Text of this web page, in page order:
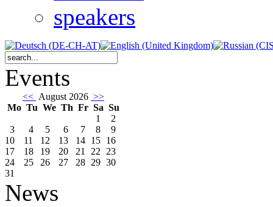
speakers
Events
<< August 2026 >>
Mo Tu We Th Fr Sa Su
1
2
3
4 5 6 7 8
9
10
11 12 13 14 15 16
17
18 19 20 21 22 23
24
25 26 27 28 29 30
31
News